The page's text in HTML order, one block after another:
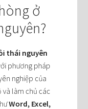
ở
thái nguyên
phương pháp
nghiệp của
và làm chủ các
Word, Excel,